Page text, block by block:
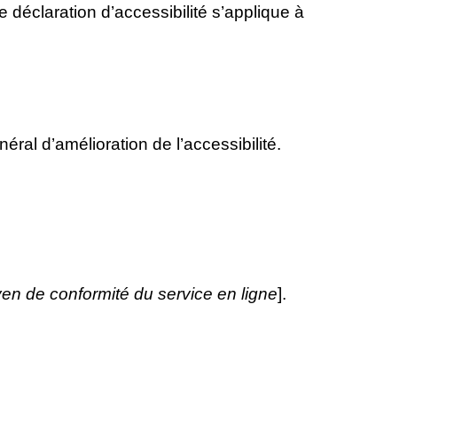
déclaration d’accessibilité s’applique à
d’amélioration de l’accessibilité.
de conformité du service en ligne].